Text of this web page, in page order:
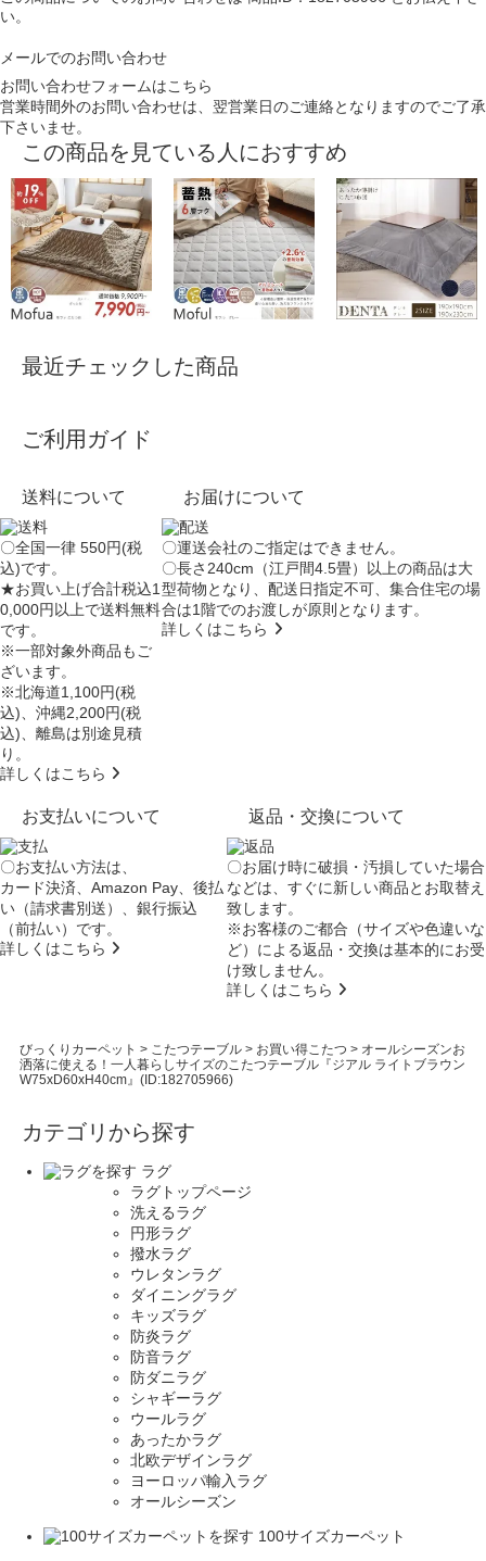
い。
メールでのお問い合わせ
お問い合わせフォームはこちら
営業時間外のお問い合わせは、翌営業日のご連絡となりますのでご了承
下さいませ。
この商品を見ている人におすすめ
最近チェックした商品
ご利用ガイド
送料について
〇全国一律 550円(税
込)です。
★お買い上げ合計税込1
0,000円以上で送料無料
です。
※一部対象外商品もご
ざいます。
※北海道1,100円(税
込)、沖縄2,200円(税
込)、離島は別途見積
り。
詳しくはこちら
お届けについて
〇運送会社のご指定はできません。
〇長さ240cm（江戸間4.5畳）以上の商品は大
型荷物となり、配送日指定不可、集合住宅の場
合は1階でのお渡しが原則となります。
詳しくはこちら
お支払いについて
〇お支払い方法は、
カード決済、Amazon Pay、後払
い（請求書別送）、銀行振込
（前払い）です。
詳しくはこちら
返品・交換について
〇お届け時に破損・汚損していた場合
などは、すぐに新しい商品とお取替え
致します。
※お客様のご都合（サイズや色違いな
ど）による返品・交換は基本的にお受
け致しません。
詳しくはこちら
びっくりカーペット > こたつテーブル> お買い得こたつ > オールシーズンお
洒落に使える！一人暮らしサイズのこたつテーブル『ジアル ライトブラウン
W75xD60xH40cm』(ID:182705966)
カテゴリから探す
ラグ
ラグトップページ
洗えるラグ
円形ラグ
撥水ラグ
ウレタンラグ
ダイニングラグ
キッズラグ
防炎ラグ
防音ラグ
防ダニラグ
シャギーラグ
ウールラグ
あったかラグ
北欧デザインラグ
ヨーロッパ輸入ラグ
オールシーズン
100サイズカーペット